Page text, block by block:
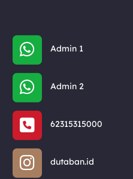
Admin 1
Admin 2
62315315000
dutaban.id